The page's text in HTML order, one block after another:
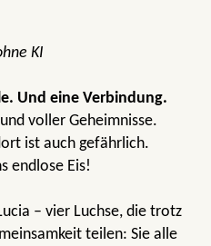
KI
Und eine Verbindung.
voller Geheimnisse.
ist auch gefährlich.
endlose Eis!
– vier Luchse, die trotz
teilen: Sie alle